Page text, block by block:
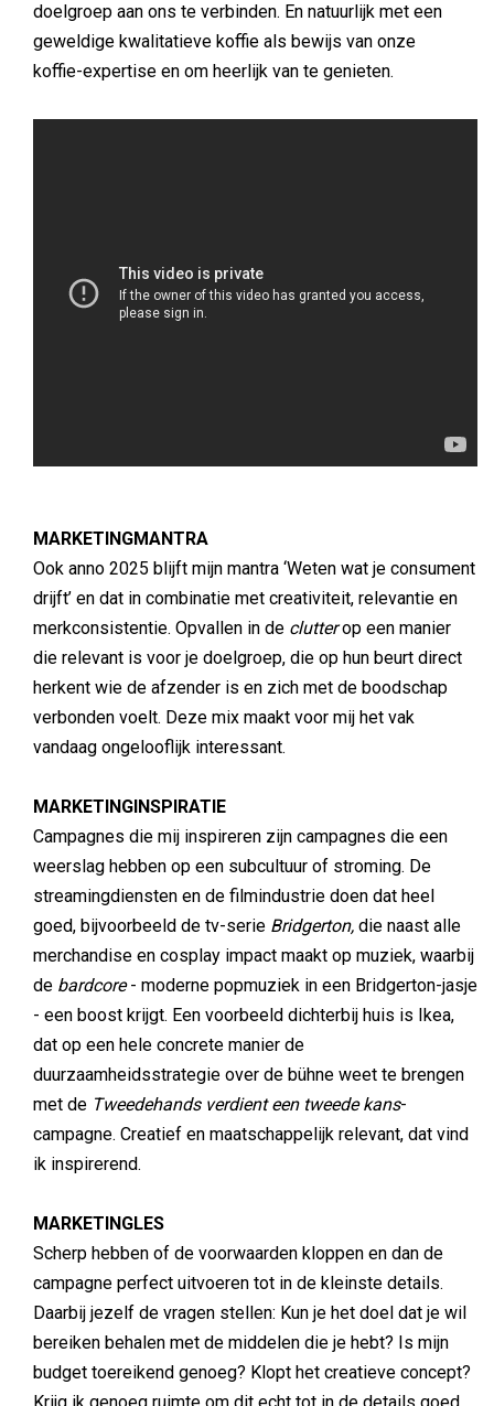
doelgroep aan ons te verbinden. En natuurlijk met een
geweldige kwalitatieve koffie als bewijs van onze
koffie-expertise en om heerlijk van te genieten.
MARKETINGMANTRA
Ook anno 2025 blijft mijn mantra ‘Weten wat je consument
drijft’ en dat in combinatie met creativiteit, relevantie en
merkconsistentie. Opvallen in de clutterop een manier
die relevant is voor je doelgroep, die op hun beurt direct
herkent wie de afzender is en zich met de boodschap
verbonden voelt. Deze mix maakt voor mij het vak
vandaag ongelooflijk interessant.
MARKETINGINSPIRATIE
Campagnes die mij inspireren zijn campagnes die een
weerslag hebben op een subcultuur of stroming. De
streamingdiensten en de filmindustrie doen dat heel
goed, bijvoorbeeld de tv-serie Bridgerton, die naast alle
merchandise en cosplay impact maakt op muziek, waarbij
de bardcore- moderne popmuziek in een Bridgerton-jasje
- een boost krijgt. Een voorbeeld dichterbij huis is Ikea,
dat op een hele concrete manier de
duurzaamheidsstrategie over de bühne weet te brengen
met de Tweedehands verdient een tweede kans-
campagne. Creatief en maatschappelijk relevant, dat vind
ik inspirerend.
MARKETINGLES
Scherp hebben of de voorwaarden kloppen en dan de
campagne perfect uitvoeren tot in de kleinste details.
Daarbij jezelf de vragen stellen: Kun je het doel dat je wil
bereiken behalen met de middelen die je hebt? Is mijn
budget toereikend genoeg? Klopt het creatieve concept?